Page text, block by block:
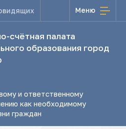
Меню
счётная палата
образования город
и ответственному
как необходимому
граждан